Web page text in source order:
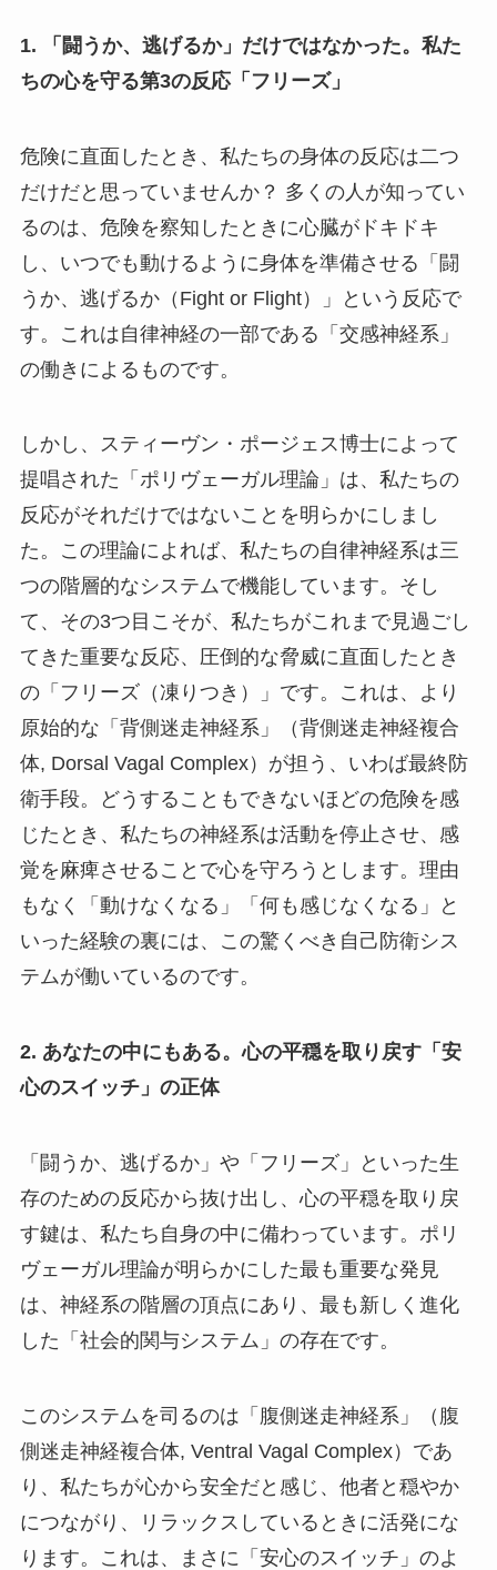
1. 「闘うか、逃げるか」だけではなかった。私た
ちの心を守る第3の反応「フリーズ」
危険に直面したとき、私たちの身体の反応は二つ
だけだと思っていませんか？ 多くの人が知ってい
るのは、危険を察知したときに心臓がドキドキ
し、いつでも動けるように身体を準備させる「闘
うか、逃げるか（Fight or Flight）」という反応で
す。これは自律神経の一部である「交感神経系」
の働きによるものです。
しかし、スティーヴン・ポージェス博士によって
提唱された「ポリヴェーガル理論」は、私たちの
反応がそれだけではないことを明らかにしまし
た。この理論によれば、私たちの自律神経系は三
つの階層的なシステムで機能しています。そし
て、その3つ目こそが、私たちがこれまで見過ごし
てきた重要な反応、圧倒的な脅威に直面したとき
の「フリーズ（凍りつき）」です。これは、より
原始的な「背側迷走神経系」（背側迷走神経複合
体, Dorsal Vagal Complex）が担う、いわば最終防
衛手段。どうすることもできないほどの危険を感
じたとき、私たちの神経系は活動を停止させ、感
覚を麻痺させることで心を守ろうとします。理由
もなく「動けなくなる」「何も感じなくなる」と
いった経験の裏には、この驚くべき自己防衛シス
テムが働いているのです。
2. あなたの中にもある。心の平穏を取り戻す「安
心のスイッチ」の正体
「闘うか、逃げるか」や「フリーズ」といった生
存のための反応から抜け出し、心の平穏を取り戻
す鍵は、私たち自身の中に備わっています。ポリ
ヴェーガル理論が明らかにした最も重要な発見
は、神経系の階層の頂点にあり、最も新しく進化
した「社会的関与システム」の存在です。
このシステムを司るのは「腹側迷走神経系」（腹
側迷走神経複合体, Ventral Vagal Complex）であ
り、私たちが心から安全だと感じ、他者と穏やか
につながり、リラックスしているときに活発にな
ります。これは、まさに「安心のスイッチ」のよ